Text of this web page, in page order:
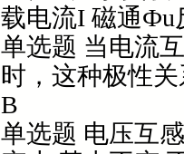
载电流I 磁通Фu
单选题 当电流
时，这种极性
B
单选题 电压互